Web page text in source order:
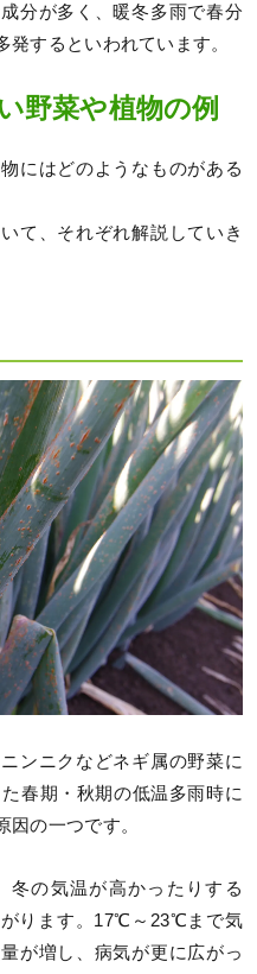
分が多く、暖冬多雨で春分
するといわれています。
野菜や植物の例
にはどのようなものがある
て、それぞれ解説していき
ンニクなどネギ属の野菜に
春期・秋期の低温多雨時に
因の一つです。
冬の気温が高かったりする
がります。17℃～23℃まで気
が増し、病気が更に広がっ